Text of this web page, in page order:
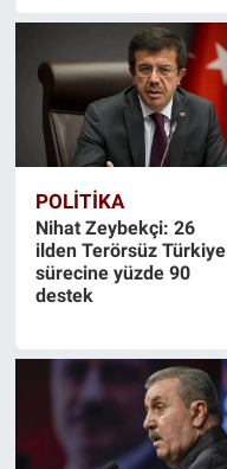
POLİTİKA
Nihat Zeybekçi: 26
ilden Terörsüz Türkiye
sürecine yüzde 90
destek